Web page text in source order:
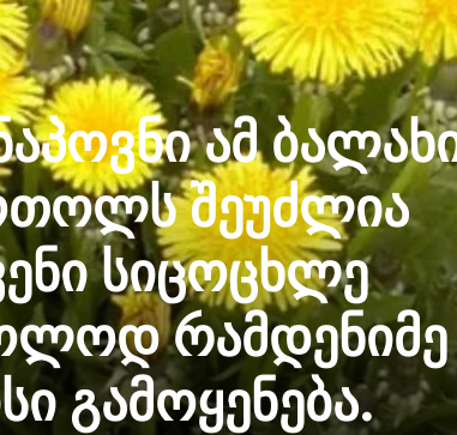
ამ
შეუძლია
სიცოცხლე
რამდენიმე
გამოყენება.